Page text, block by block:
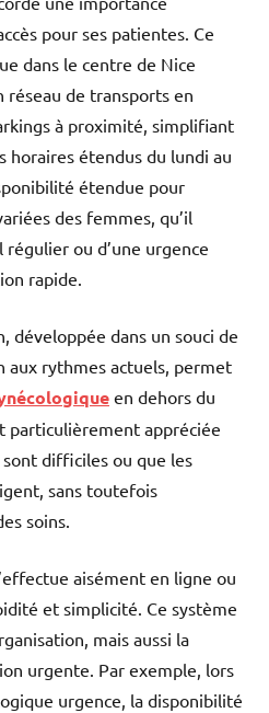
pour ses patientes. Ce
dans le centre de Nice
réseau de transports en
à proximité, simplifiant
horaires étendus du lundi au
étendue pour
des femmes, qu’il
régulier ou d’une urgence
rapide.
développée dans un souci de
aux rythmes actuels, permet
en dehors du
particulièrement appréciée
difficiles ou que les
sans toutefois
soins.
aisément en ligne ou
et simplicité. Ce système
mais aussi la
urgente. Par exemple, lors
urgence, la disponibilité